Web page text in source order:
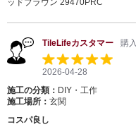
ッドブラウン 29470PRC
TileLifeカスタマー 購
2026-04-28
施工の分類： DIY・工作
施工場所： 玄関
コスパ良し